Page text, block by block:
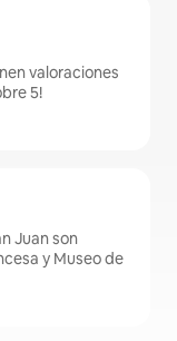
valoraciones
5!
Juan son
y Museo de